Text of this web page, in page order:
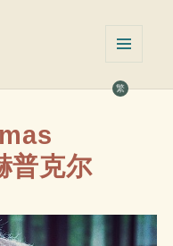
繁
挂件
普克尔